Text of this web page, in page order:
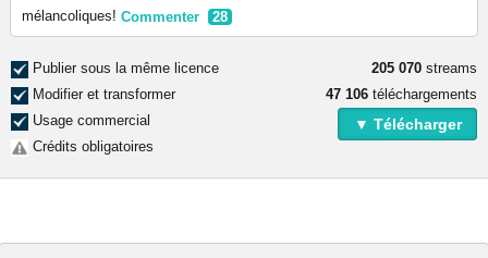
mélancoliques! Commenter 28
Publier sous la même licence
Modifier et transformer
Usage commercial
Crédits obligatoires
205 070 streams
47 106 téléchargements
▼ Télécharger